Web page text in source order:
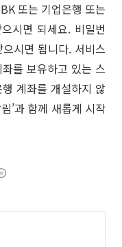
또는 기업은행 또는
시면 되세요. 비밀번
시면 됩니다. 서비스
를 보유하고 있는 스
계좌를 개설하지 않
’과 함께 새롭게 시작